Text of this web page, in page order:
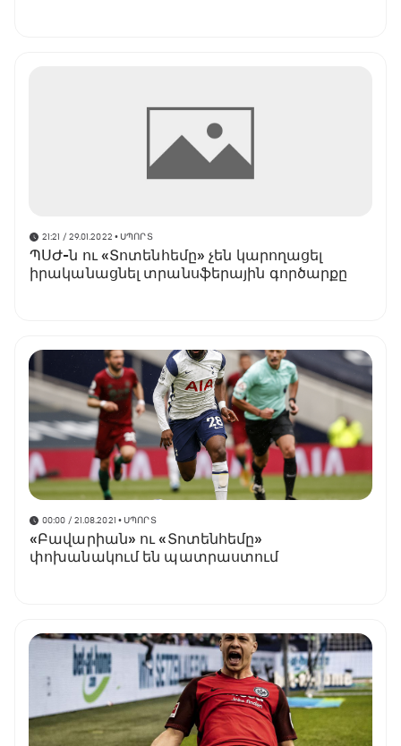
21:21 / 29.01.2022 • ՍՊՈՐՏ
ՊՍԺ-ն ու «Տոտենհեմը» չեն կարողացել
իրականացնել տրանսֆերային գործարքը
00:00 / 21.08.2021 • ՍՊՈՐՏ
«Բավարիան» ու «Տոտենհեմը»
փոխանակում են պատրաստում